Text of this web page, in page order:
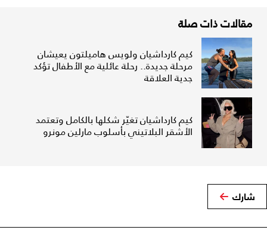
مقالات ذات صلة
كيم كارداشيان ولويس هاميلتون يعيشان
مرحلة جديدة.. رحلة عائلية مع الأطفال تؤكد
جدية العلاقة
كيم كارداشيان تغيّر شكلها بالكامل وتعتمد
الأشقر البلاتيني بأسلوب مارلين مونرو
شارك